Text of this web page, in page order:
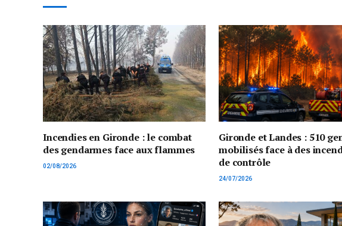
Incendies en Gironde : le combat
des gendarmes face aux flammes
02/08/2026
Gironde et Landes : 510
mobilisés face à des
de contrôle
24/07/2026